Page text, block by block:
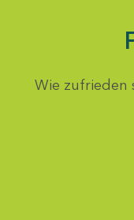
Wie zufrieden